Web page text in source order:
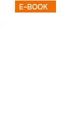
E-BOOK